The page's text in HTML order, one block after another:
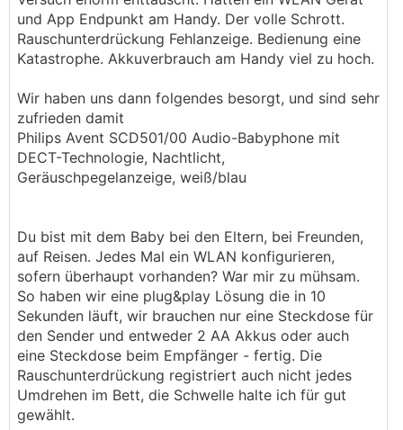
und App Endpunkt am Handy. Der volle Schrott.
Rauschunterdrückung Fehlanzeige. Bedienung eine
Katastrophe. Akkuverbrauch am Handy viel zu hoch.
Wir haben uns dann folgendes besorgt, und sind sehr
zufrieden damit
Philips Avent SCD501/00 Audio-Babyphone mit
DECT-Technologie, Nachtlicht,
Geräuschpegelanzeige, weiß/blau
Du bist mit dem Baby bei den Eltern, bei Freunden,
auf Reisen. Jedes Mal ein WLAN konfigurieren,
sofern überhaupt vorhanden? War mir zu mühsam.
So haben wir eine plug&play Lösung die in 10
Sekunden läuft, wir brauchen nur eine Steckdose für
den Sender und entweder 2 AA Akkus oder auch
eine Steckdose beim Empfänger - fertig. Die
Rauschunterdrückung registriert auch nicht jedes
Umdrehen im Bett, die Schwelle halte ich für gut
gewählt.